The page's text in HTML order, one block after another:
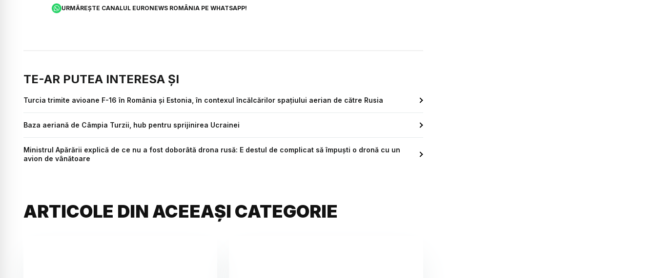
URMĂREȘTE CANALUL EURONEWS ROMÂNIA PE WHATSAPP!
TE-AR PUTEA INTERESA ȘI
Turcia trimite avioane F-16 în România și Estonia, în contexul încălcărilor spațiului aerian de către Rusia
Baza aeriană de Câmpia Turzii, hub pentru sprijinirea Ucrainei
Ministrul Apărării explică de ce nu a fost doborâtă drona rusă: E destul de complicat să împuști o dronă cu un
avion de vânătoare
ARTICOLE DIN ACEEAȘI CATEGORIE